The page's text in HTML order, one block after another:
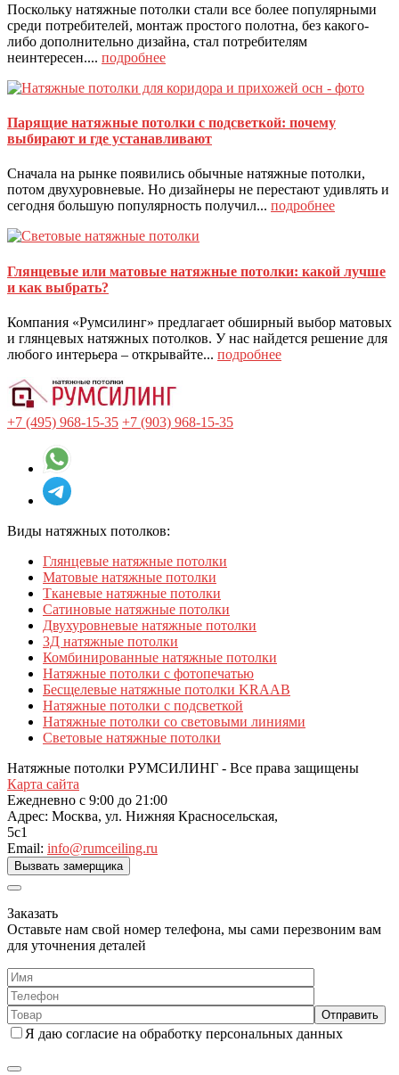
Поскольку натяжные потолки стали все более популярными
среди потребителей, монтаж простого полотна, без какого-
либо дополнительно дизайна, стал потребителям
неинтересен.... подробнее
Парящие натяжные потолки с подсветкой: почему
выбирают и где устанавливают
Сначала на рынке появились обычные натяжные потолки,
потом двухуровневые. Но дизайнеры не перестают удивлять и
сегодня большую популярность получил... подробнее
Глянцевые или матовые натяжные потолки: какой лучше
и как выбрать?
Компания «Румсилинг» предлагает обширный выбор матовых
и глянцевых натяжных потолков. У нас найдется решение для
любого интерьера – открывайте... подробнее
+7 (495) 968-15-35 +7 (903) 968-15-35
Виды натяжных потолков:
Глянцевые натяжные потолки
Матовые натяжные потолки
Тканевые натяжные потолки
Сатиновые натяжные потолки
Двухуровневые натяжные потолки
3Д натяжные потолки
Комбинированные натяжные потолки
Натяжные потолки с фотопечатью
Бесщелевые натяжные потолки KRAAB
Натяжные потолки с подсветкой
Натяжные потолки со световыми линиями
Световые натяжные потолки
Натяжные потолки РУМСИЛИНГ - Все права защищены
Карта сайта
Ежедневно с 9:00 до 21:00
Адрес: Москва, ул. Нижняя Красносельская,
5с1
Email: info@rumceiling.ru
Вызвать замерщика
Заказать
Оставьте нам свой номер телефона, мы сами перезвоним вам
для уточнения деталей
Я даю согласие на обработку персональных данных